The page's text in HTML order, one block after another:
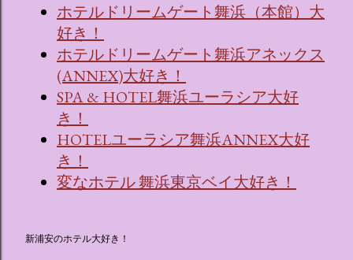
ホテルドリームゲート舞浜（本館）大
好き！
ホテルドリームゲート舞浜アネックス
(ANNEX)大好き！
SPA & HOTEL舞浜ユーラシア大好
き！
HOTELユーラシア舞浜ANNEX大好
き！
変なホテル 舞浜東京ベイ大好き！
新浦安のホテル大好き！